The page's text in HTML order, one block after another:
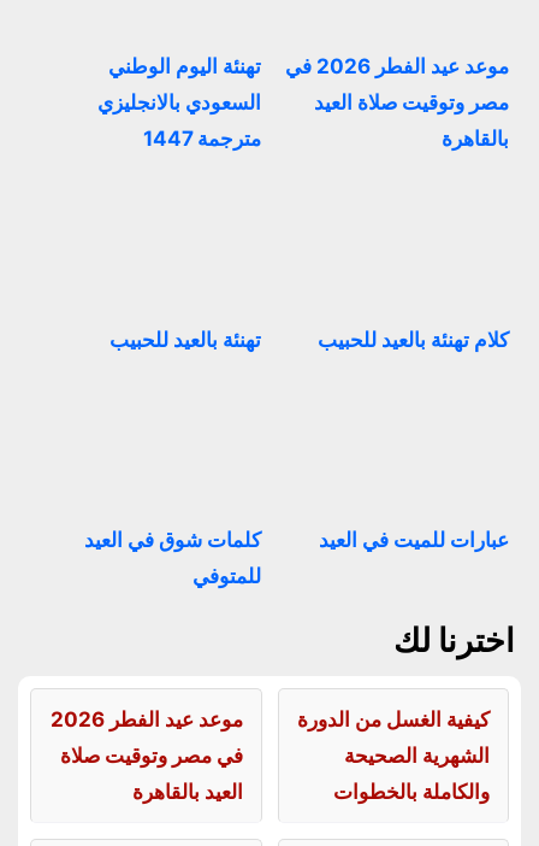
موعد عيد الفطر 2026 في
مصر وتوقيت صلاة العيد
بالقاهرة
تهنئة اليوم الوطني
السعودي بالانجليزي
مترجمة 1447
كلام تهنئة بالعيد للحبيب تهنئة بالعيد للحبيب
عبارات للميت في العيد
كلمات شوق في العيد
للمتوفي
اخترنا لك
كيفية الغسل من الدورة
الشهرية الصحيحة
والكاملة بالخطوات
موعد عيد الفطر 2026
في مصر وتوقيت صلاة
العيد بالقاهرة